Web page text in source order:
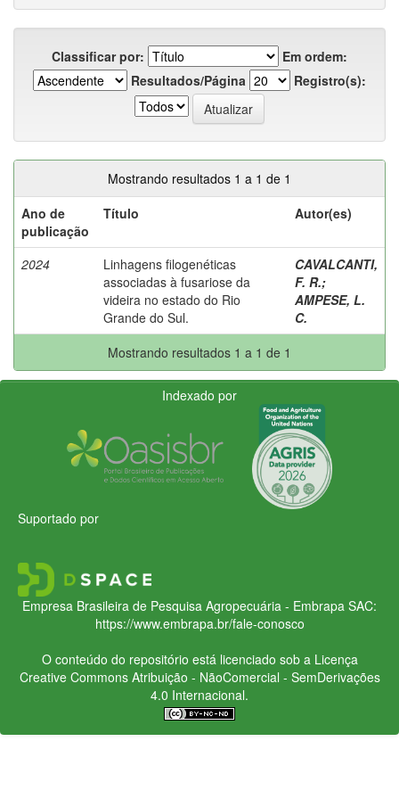
Classificar por:
Em ordem:
Resultados/Página
Registro(s):
Mostrando resultados 1 a 1 de 1
Ano de
publicação
Título Autor(es)
2024
Linhagens filogenéticas
associadas à fusariose da
videira no estado do Rio
Grande do Sul.
CAVALCANTI,
F. R.;
AMPESE, L.
C.
Mostrando resultados 1 a 1 de 1
Indexado por
Suportado por
Empresa Brasileira de Pesquisa Agropecuária - Embrapa SAC:
https://www.embrapa.br/fale-conosco
O conteúdo do repositório está licenciado sob a Licença
Creative CommonsAtribuição - NãoComercial - SemDerivações
4.0 Internacional.